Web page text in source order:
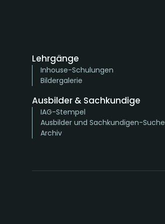
Lehrgänge
Inhouse-Schulungen
Bildergalerie
Ausbilder & Sachkundige
IAG-Stempel
Ausbilder und Sachkundigen-Suche
Archiv